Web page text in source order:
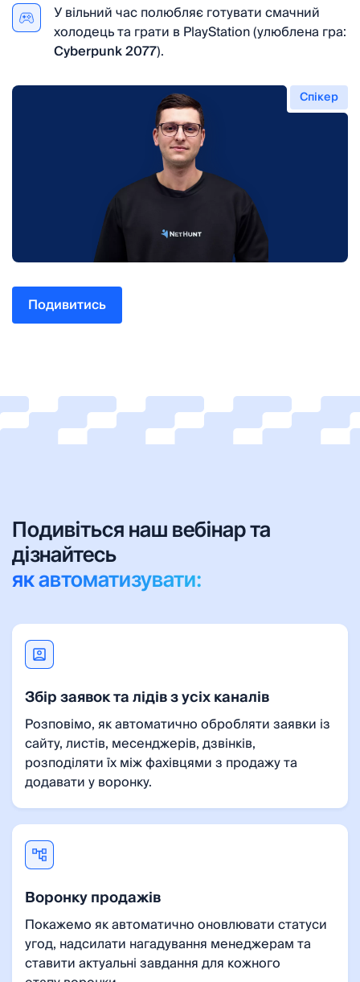
У вільний час полюбляє готувати смачний
холодець та грати в PlayStation (улюблена гра:
Cyberpunk 2077).
Спікер
Подивитись
Подивіться наш вебінар та
дізнайтесь
як автоматизувати:
Збір заявок та лідів з усіх каналів
Розповімо, як автоматично обробляти заявки із
сайту, листів, месенджерів, дзвінків,
розподіляти їх між фахівцями з продажу та
додавати у воронку.
Воронку продажів
Покажемо як автоматично оновлювати статуси
угод, надсилати нагадування менеджерам та
ставити актуальні завдання для кожного